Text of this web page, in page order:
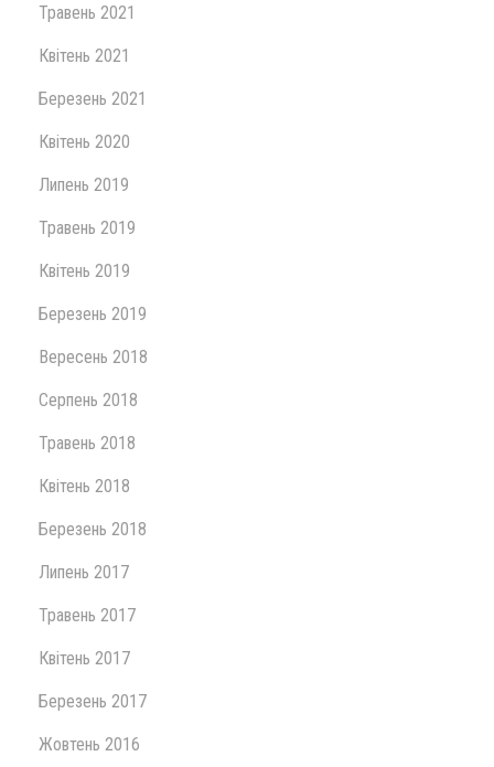
Травень 2021
Квітень 2021
Березень 2021
Квітень 2020
Липень 2019
Травень 2019
Квітень 2019
Березень 2019
Вересень 2018
Серпень 2018
Травень 2018
Квітень 2018
Березень 2018
Липень 2017
Травень 2017
Квітень 2017
Березень 2017
Жовтень 2016